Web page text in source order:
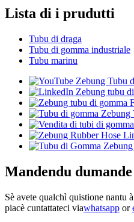
Lista di i prudutti
Tubu di draga
Tubu di gomma industriale
Tubu marinu
Mandendu dumande
Sè avete qualchì quistione nantu
piacè cuntattateci viawhatsapp or